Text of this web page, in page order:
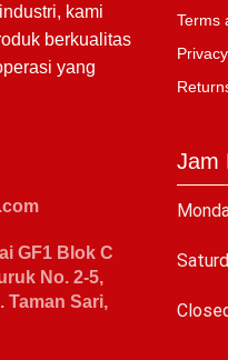
kami
berkualitas
yang
GF1 Blok C
No. 2-5,
Taman Sari,
Terms
Jam
C